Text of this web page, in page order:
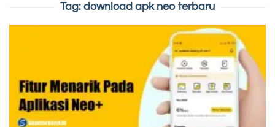
Tag: download apk neo terbaru